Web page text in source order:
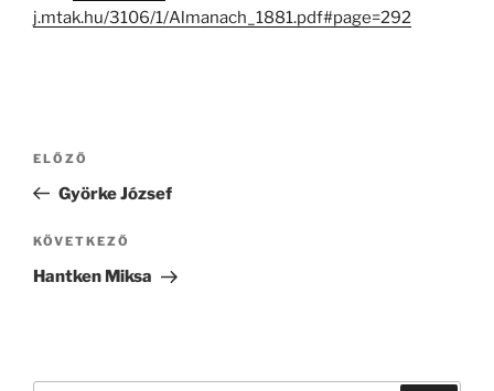
j.mtak.hu/3106/1/Almanach_1881.pdf#page=292
Bejegyzés
Korábbi
bejegyzés
ELŐZŐ
Györke József
Következő
bejegyzés
KÖVETKEZŐ
Hantken Miksa